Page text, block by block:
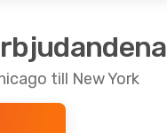
till New York